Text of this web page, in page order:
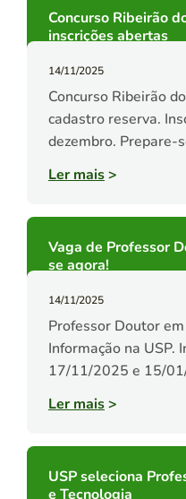
Concurso Ribeirão
inscrições abertas
14/11/2025
Concurso Ribeirão
cadastro reserva.
dezembro. Prepare-
Ler mais>
Vaga de Professor
se agora!
14/11/2025
Professor Doutor
Informação na USP.
17/11/2025 e 15/
Ler mais>
USP seleciona
e Tecnologia